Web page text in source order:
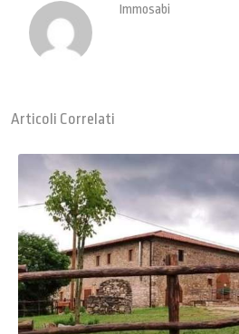
Immosabi
Articoli Correlati